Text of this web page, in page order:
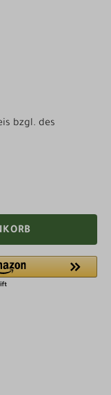
bzgl. des
WERT